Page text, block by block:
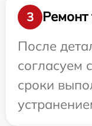
3
Ремонт
После
согласуем
сроки